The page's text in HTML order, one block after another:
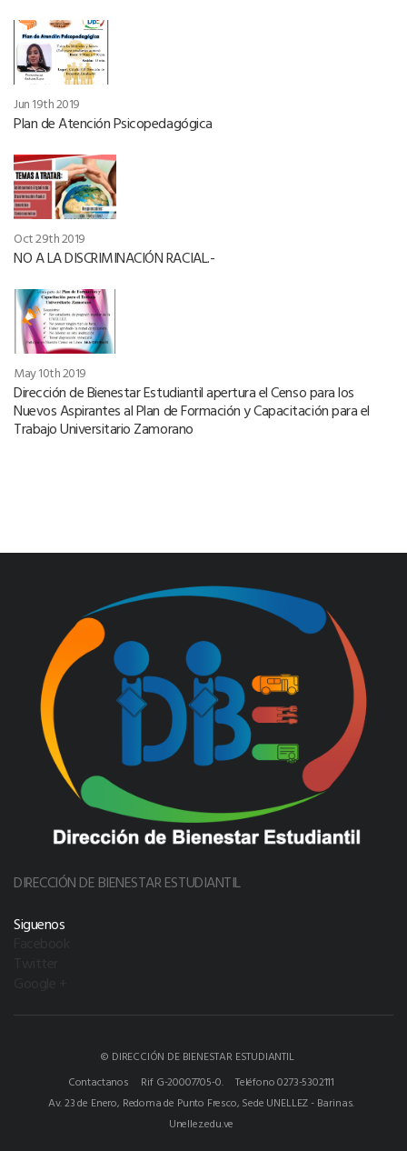
Jun 19th 2019
Plan de Atención Psicopedagógica
Oct 29th 2019
NO A LA DISCRIMINACIÓN RACIAL.-
May 10th 2019
Dirección de Bienestar Estudiantil apertura el Censo para los
Nuevos Aspirantes al Plan de Formación y Capacitación para el
Trabajo Universitario Zamorano
DIRECCIÓN DE BIENESTAR ESTUDIANTIL
Siguenos
© DIRECCIÓN DE BIENESTAR ESTUDIANTIL
Contactanos
Rif G-20007705-0.
Teléfono 0273-5302111
Av. 23 de Enero, Redoma de Punto Fresco, Sede UNELLEZ - Barinas.
Unellez.edu.ve